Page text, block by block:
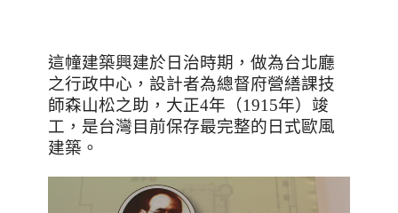
這幢建築興建於日治時期，做為台北廳
之行政中心，設計者為總督府營繕課技
師森山松之助，大正4年（1915年）竣
工，是台灣目前保存最完整的日式歐風
建築。